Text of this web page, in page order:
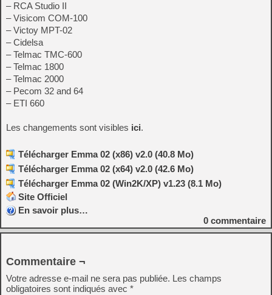
– RCA Studio II
– Visicom COM-100
– Victoy MPT-02
– Cidelsa
– Telmac TMC-600
– Telmac 1800
– Telmac 2000
– Pecom 32 and 64
– ETI 660
Les changements sont visibles ici.
Télécharger Emma 02 (x86) v2.0 (40.8 Mo)
Télécharger Emma 02 (x64) v2.0 (42.6 Mo)
Télécharger Emma 02 (Win2K/XP) v1.23 (8.1 Mo)
Site Officiel
En savoir plus…
0 commentaire
Commentaire ¬
Votre adresse e-mail ne sera pas publiée. Les champs
obligatoires sont indiqués avec *